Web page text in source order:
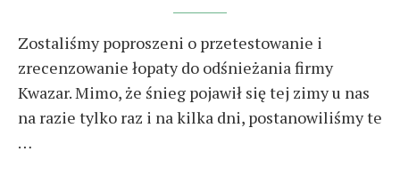
Zostaliśmy poproszeni o przetestowanie i
zrecenzowanie łopaty do odśnieżania firmy
Kwazar. Mimo, że śnieg pojawił się tej zimy u nas
na razie tylko raz i na kilka dni, postanowiliśmy te
…